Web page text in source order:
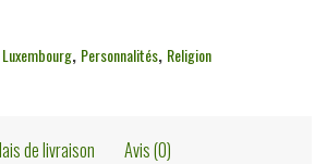
Luxembourg, Personnalités, Religion
de livraison Avis (0)